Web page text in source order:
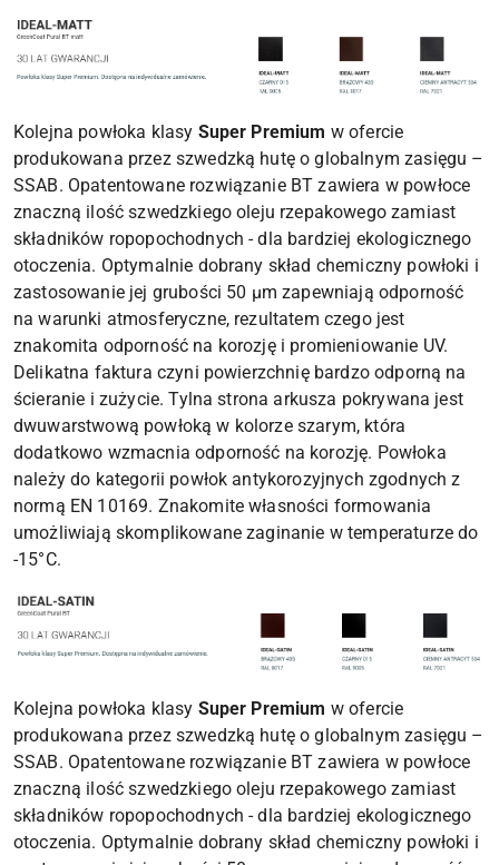
Kolejna powłoka klasy Super Premium w ofercie
produkowana przez szwedzką hutę o globalnym zasięgu –
SSAB. Opatentowane rozwiązanie BT zawiera w powłoce
znaczną ilość szwedzkiego oleju rzepakowego zamiast
składników ropopochodnych - dla bardziej ekologicznego
otoczenia. Optymalnie dobrany skład chemiczny powłoki i
zastosowanie jej grubości 50 µm zapewniają odporność
na warunki atmosferyczne, rezultatem czego jest
znakomita odporność na korozję i promieniowanie UV.
Delikatna faktura czyni powierzchnię bardzo odporną na
ścieranie i zużycie. Tylna strona arkusza pokrywana jest
dwuwarstwową powłoką w kolorze szarym, która
dodatkowo wzmacnia odporność na korozję. Powłoka
należy do kategorii powłok antykorozyjnych zgodnych z
normą EN 10169. Znakomite własności formowania
umożliwiają skomplikowane zaginanie w temperaturze do
-15°C.
Kolejna powłoka klasy Super Premium w ofercie
produkowana przez szwedzką hutę o globalnym zasięgu –
SSAB. Opatentowane rozwiązanie BT zawiera w powłoce
znaczną ilość szwedzkiego oleju rzepakowego zamiast
składników ropopochodnych - dla bardziej ekologicznego
otoczenia. Optymalnie dobrany skład chemiczny powłoki i